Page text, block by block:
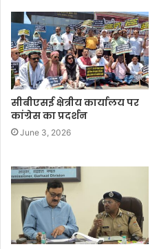
सीबीएसई क्षेत्रीय कार्यालय पर
कांग्रेस का प्रदर्शन
June 3, 2026